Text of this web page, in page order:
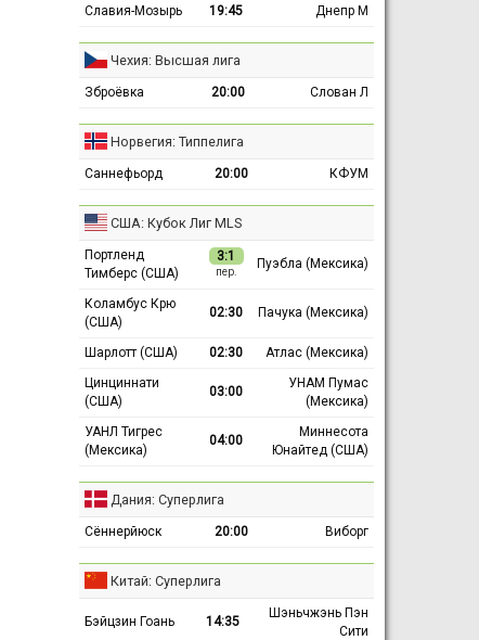
Славия-Мозырь
19:45 Днепр М
Чехия: Высшая лига
Зброёвка 20:00 Слован Л
Норвегия: Типпелига
Саннефьорд 20:00 КФУМ
США: Кубок Лиг MLS
Портленд
Тимберс (США)
3:1
пер.
Пуэбла (Мексика)
Коламбус Крю
(США)
02:30 Пачука (Мексика)
Шарлотт (США) 02:30
Атлас (Мексика)
Цинциннати
(США)
03:00
УНАМ Пумас
(Мексика)
УАНЛ Тигрес
(Мексика)
04:00
Миннесота
Юнайтед (США)
Дания: Суперлига
Сённерйюск 20:00 Виборг
Китай: Суперлига
Бэйцзин Гоань 14:35
Шэньчжэнь Пэн
Сити